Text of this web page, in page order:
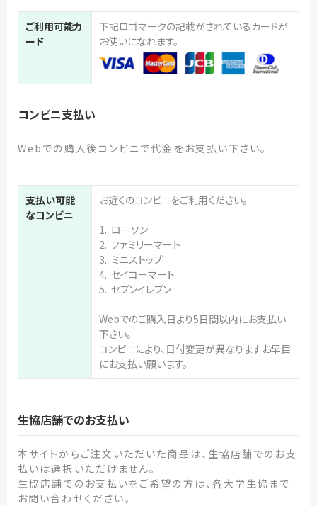
ご利用可能カ
ード
下記ロゴマークの記載がされているカードが
お使いになれます。
コンビニ支払い
Webでの購入後コンビニで代金をお支払い下さい。
支払い可能
なコンビニ
お近くのコンビニをご利用ください。
1. ローソン
2. ファミリーマート
3. ミニストップ
4. セイコーマート
5. セブンイレブン
Webでのご購入日より5日間以内にお支払い
下さい。
コンビニにより、日付変更が異なりますお早目
にお支払い願います。
生協店舗でのお支払い
本サイトからご注文いただいた商品は、生協店舗でのお支
払いは選択いただけません。
生協店舗でのお支払いをご希望の方は、各大学生協まで
お問い合わせください。